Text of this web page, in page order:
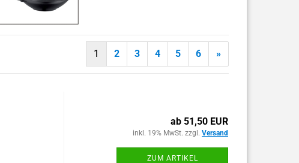
1 2 3 4 5 6 »
ab 51,50 EUR
inkl. 19% MwSt. zzgl. Versand
ZUM ARTIKEL